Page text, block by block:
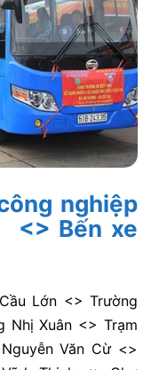
nghiệp
<> Bến xe
Lớn <> Trường
Nhị Xuân <> Trạm
Văn Cừ <>